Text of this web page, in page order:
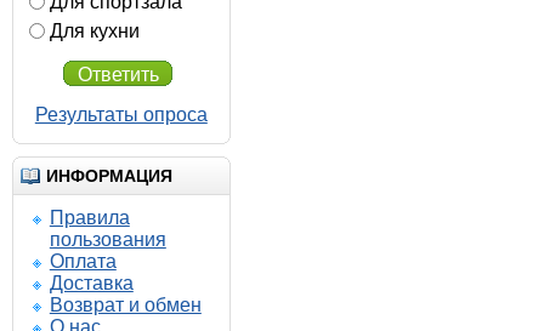
Для кухни
Ответить
Результаты опроса
ИНФОРМАЦИЯ
Правила
пользования
Оплата
Доставка
Возврат и обмен
О нас
580.00 р.
555.00 р.